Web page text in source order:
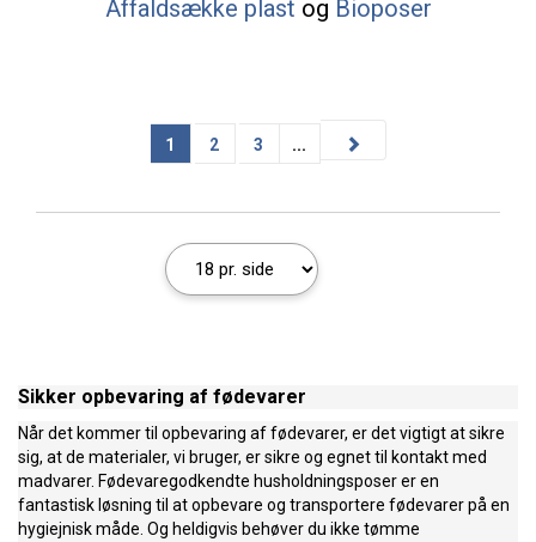
Affaldsække plast og Bioposer
1 2 3 ...
Sikker opbevaring af fødevarer
Når det kommer til opbevaring af fødevarer, er det vigtigt at sikre
sig, at de materialer, vi bruger, er sikre og egnet til kontakt med
madvarer. Fødevaregodkendte husholdningsposer er en
fantastisk løsning til at opbevare og transportere fødevarer på en
hygiejnisk måde. Og heldigvis behøver du ikke tømme